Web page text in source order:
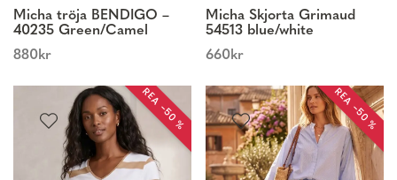
Micha tröja BENDIGO –
40235 Green/Camel
880kr
Micha Skjorta Grimaud
54513 blue/white
660kr
REA −50 % REA −50 %